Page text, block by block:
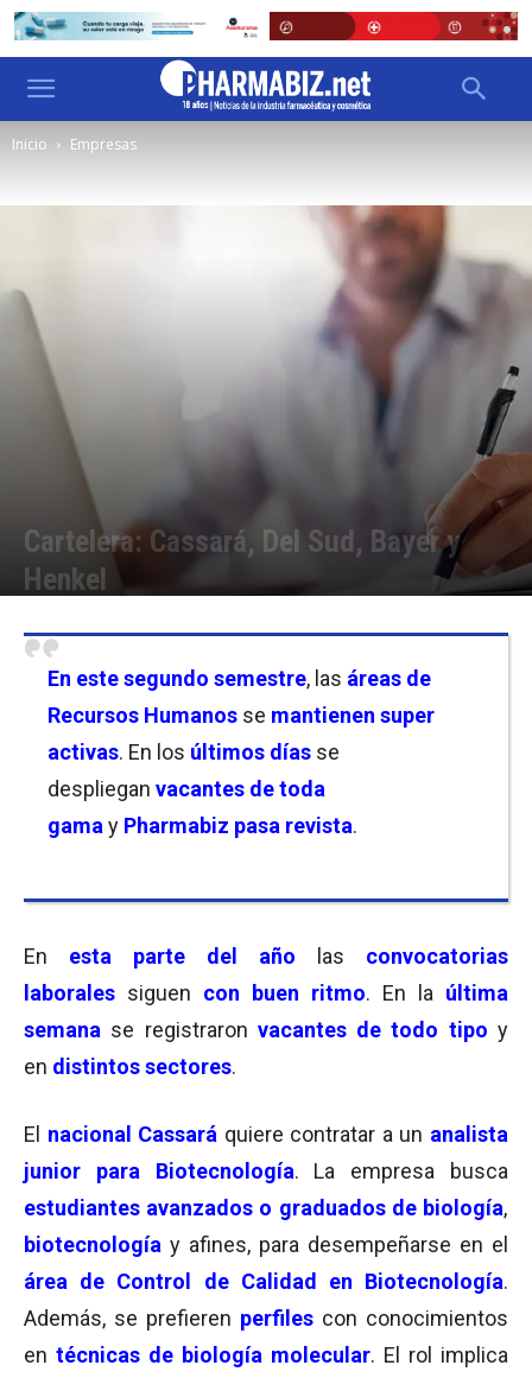
Inicio Empresas
Cartelera: Cassará, Del Sud, Bayer y
Henkel
En este segundo semestre, las áreas de
Recursos Humanos se mantienen super
activas. En los últimos días se
despliegan vacantes de toda
gama y Pharmabiz pasa revista.
En esta parte del año las
convocatorias
laborales siguen con buen ritmo. En la última
semana se registraron vacantes de todo tipo y
en distintos sectores.
El nacional Cassará quiere contratar a un analista
junior para Biotecnología. La empresa busca
estudiantes avanzados o graduados de biología,
biotecnología y afines, para desempeñarse en el
área de Control de Calidad en Biotecnología.
Además, se prefieren perfiles con conocimientos
en técnicas de biología molecular. El rol implica